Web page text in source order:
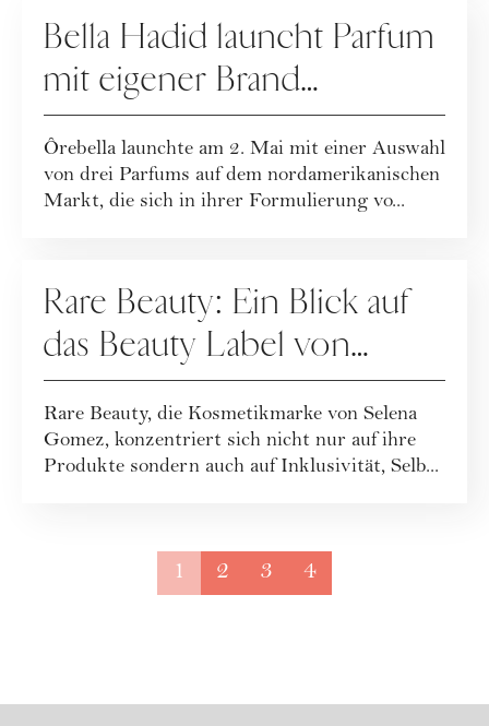
Bella Hadid launcht Parfum
mit eigener Brand
"Ôrebella"
Ôrebella launchte am 2. Mai mit einer Auswahl
von drei Parfums auf dem nordamerikanischen
Markt, die sich in ihrer Formulierung vo...
Rare Beauty: Ein Blick auf
das Beauty Label von
Selena Gomez
Rare Beauty, die Kosmetikmarke von Selena
Gomez, konzentriert sich nicht nur auf ihre
Produkte sondern auch auf Inklusivität, Selb...
1 2 3 4